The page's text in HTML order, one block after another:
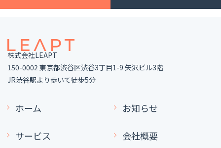
株式会社LEAPT
150-0002 東京都渋谷区渋谷3丁目1-9 矢沢ビル3階
JR渋谷駅より歩いて徒歩5分
ホーム
サービス
お知らせ
会社概要